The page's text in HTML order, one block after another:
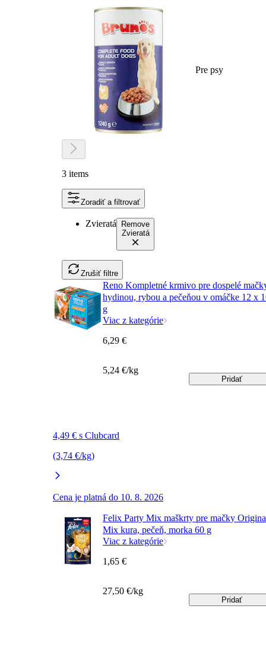
Pre psy
3 items
Zoradiť a filtrovať
Zvieratá
Remove
Zvieratá
Zrušiť filtre
Reno Kompletné krmivo pre dospelé
hydinou, rybou a pečeňou v omáčke 12 x
g
Viac z kategórie
4,49 € s Clubcard
(3,74 €/kg)
Cena je platná do 10. 8. 2026
6,29 €
5,24 €/kg
Pridať
Felix Party Mix maškrty pre mačky
Mix kura, pečeň, morka 60 g
Viac z kategórie
1,65 €
27,50 €/kg
Pridať